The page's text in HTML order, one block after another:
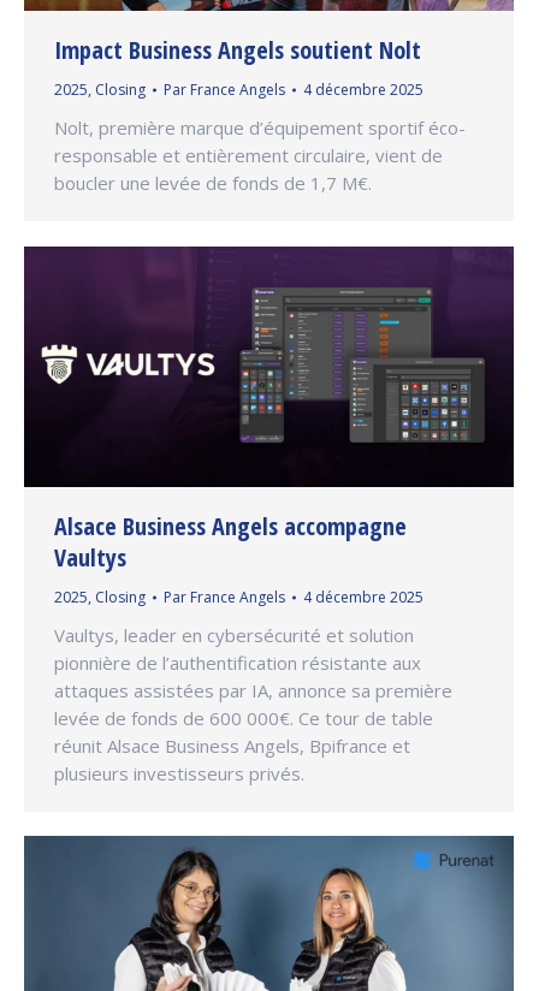
Impact Business Angels soutient Nolt
2025, Closing Par France Angels 4 décembre 2025
Nolt, première marque d’équipement sportif éco-
responsable et entièrement circulaire, vient de
boucler une levée de fonds de 1,7 M€.
Alsace Business Angels accompagne
Vaultys
2025, Closing Par France Angels 4 décembre 2025
Vaultys, leader en cybersécurité et solution
pionnière de l’authentification résistante aux
attaques assistées par IA, annonce sa première
levée de fonds de 600 000€. Ce tour de table
réunit Alsace Business Angels, Bpifrance et
plusieurs investisseurs privés.